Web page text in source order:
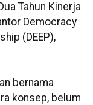
Tahun Kinerja
Democracy
(DEEP),
bernama
konsep, belum